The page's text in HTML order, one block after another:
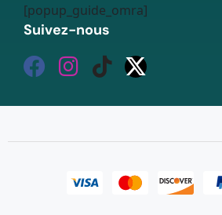
[popup_guide_omra]
Suivez-nous